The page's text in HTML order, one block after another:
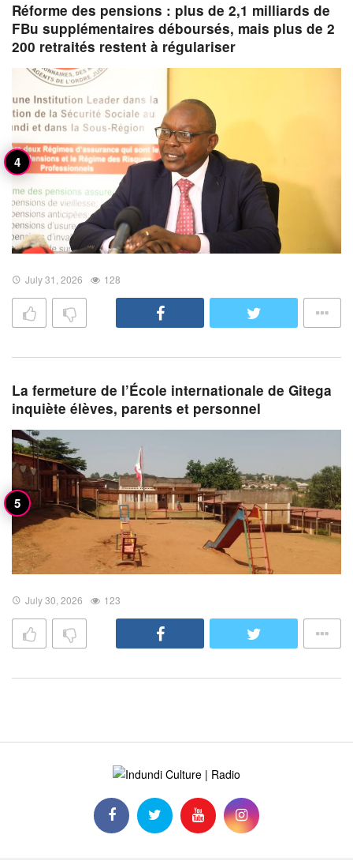
Réforme des pensions : plus de 2,1 milliards de
FBu supplémentaires déboursés, mais plus de 2
200 retraités restent à régulariser
July 31, 2026 128
La fermeture de l’École internationale de Gitega
inquiète élèves, parents et personnel
July 30, 2026 123